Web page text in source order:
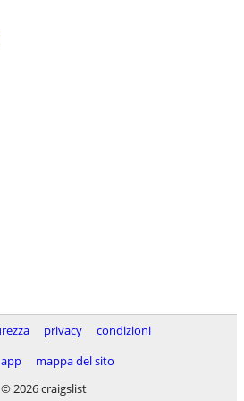
privacy
condizioni
app
mappa del sito
© 2026 craigslist